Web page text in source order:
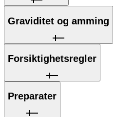
Graviditet og amming
Forsiktighetsregler
Preparater